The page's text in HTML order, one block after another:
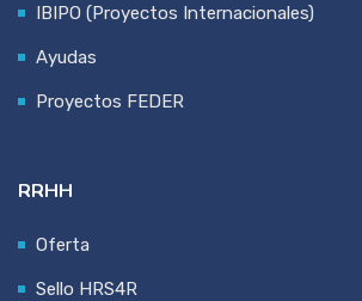
IBIPO (Proyectos Internacionales)
Ayudas
Proyectos FEDER
RRHH
Oferta
Sello HRS4R